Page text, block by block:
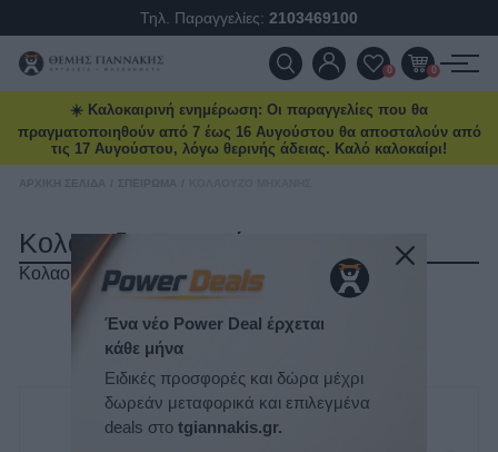
Τηλ. Παραγγελίες: 2103469100
ΠΡΟΪΌΝΤΑ
ΠΡΟΣΦΟΡΈΣ
ΕΠΙΚΟΙΝΩΝΊΑ
ΝΈΑ & ΆΡΘΡΑ
0 0
☀️ Καλοκαιρινή ενημέρωση: Οι παραγγελίες που θα
πραγματοποιηθούν από 7 έως 16 Αυγούστου θα αποσταλούν από
τις 17 Αυγούστου, λόγω θερινής άδειας. Καλό καλοκαίρι!
Κολαουζο Μηχανής
Κολαουζο μηχανής
ΕΜΦΆΝΙΣΗ
Ένα νέο Power Deal έρχεται
κάθε μήνα
Ειδικές προσφορές και δώρα μέχρι
δωρεάν μεταφορικά και επιλεγμένα
deals στο tgiannakis.gr.